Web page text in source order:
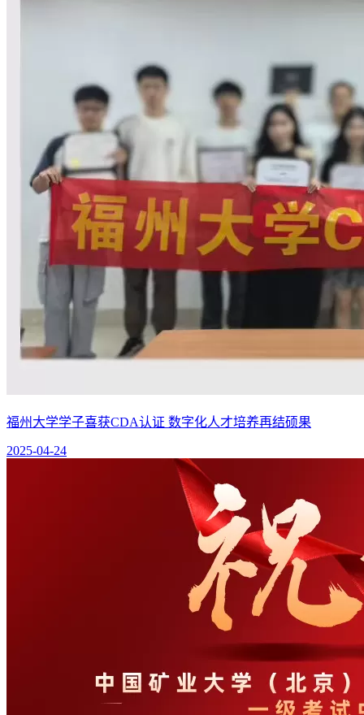
福州大学学子喜获CDA认证 数字化人才培养再结硕果
2025-04-24